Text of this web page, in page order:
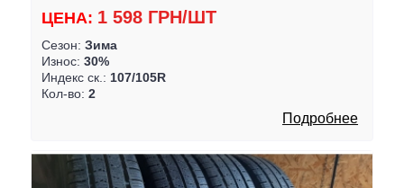
ЦЕНА: 1 598 ГРН/ШТ
Сезон: Зима
Износ: 30%
Индекс ск.: 107/105R
Кол-во: 2
Подробнее